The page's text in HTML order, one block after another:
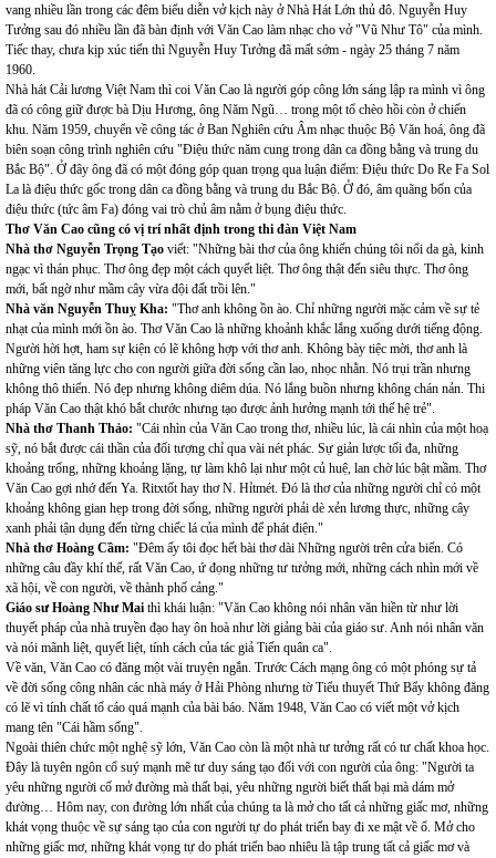
vang nhiều lần trong các đêm biểu diễn vở kịch này ở Nhà Hát Lớn thủ đô. Nguyễn Huy
Tưởng sau đó nhiều lần đã bàn định với Văn Cao làm nhạc cho vở "Vũ Như Tô" của mình.
Tiếc thay, chưa kịp xúc tiến thì Nguyễn Huy Tưởng đã mất sớm - ngày 25 tháng 7 năm
1960.
Nhà hát Cải lương Việt Nam thì coi Văn Cao là người góp công lớn sáng lập ra mình vì ông
đã có công giữ được bà Dịu Hương, ông Năm Ngũ… trong một tổ chèo hồi còn ở chiến
khu. Năm 1959, chuyển về công tác ở Ban Nghiên cứu Âm nhạc thuộc Bộ Văn hoá, ông đã
biên soạn công trình nghiên cứu "Điệu thức năm cung trong dân ca đồng bằng và trung du
Bắc Bộ". Ở đây ông đã có một đóng góp quan trọng qua luận điểm: Điệu thức Do Re Fa Sol
La là điệu thức gốc trong dân ca đồng bằng và trung du Bắc Bộ. Ở đó, âm quãng bốn của
điệu thức (tức âm Fa) đóng vai trò chủ âm nằm ở bụng điệu thức.
Thơ Văn Cao cũng có vị trí nhất định trong thi đàn Việt Nam
Nhà thơ Nguyễn Trọng Tạo viết: "Những bài thơ của ông khiến chúng tôi nổi da gà, kinh
ngạc vì thán phục. Thơ ông đẹp một cách quyết liệt. Thơ ông thật đến siêu thực. Thơ ông
mới, bất ngờ như mầm cây vừa đội đất trồi lên."
Nhà văn Nguyễn Thuỵ Kha: "Thơ anh không ồn ào. Chỉ những người mặc cảm về sự tẻ
nhạt của mình mới ồn ào. Thơ Văn Cao là những khoảnh khắc lắng xuống dưới tiếng động.
Người hời hợt, ham sự kiện có lẽ không hợp với thơ anh. Không bày tiệc mời, thơ anh là
những viên tăng lực cho con người giữa đời sống cần lao, nhọc nhằn. Nó trụi trần nhưng
không thô thiển. Nó đẹp nhưng không diêm dúa. Nó lắng buồn nhưng không chán nản. Thi
pháp Văn Cao thật khó bắt chước nhưng tạo được ảnh hưởng mạnh tới thế hệ trẻ".
Nhà thơ Thanh Thảo: "Cái nhìn của Văn Cao trong thơ, nhiều lúc, là cái nhìn của một hoạ
sỹ, nó bắt được cái thần của đối tượng chỉ qua vài nét phác. Sự giản lược tối đa, những
khoảng trống, những khoảng lặng, tự làm khô lại như một củ huệ, lan chờ lúc bật mầm. Thơ
Văn Cao gợi nhớ đến Ya. Ritxtốt hay thơ N. Hỉtmét. Đó là thơ của những người chỉ có một
khoảng không gian hẹp trong đời sống, những người phải dè xẻn lương thực, những cây
xanh phải tận dụng đến từng chiếc lá của mình để phát điện."
Nhà thơ Hoàng Cầm: "Đêm ấy tôi đọc hết bài thơ dài Những người trên cửa biển. Có
những câu đầy khí thế, rất Văn Cao, ứ đọng những tư tưởng mới, những cách nhìn mới về
xã hội, về con người, về thành phố cảng."
Giáo sư Hoàng Như Mai thì khái luận: "Văn Cao không nói nhân văn hiền từ như lời
thuyết pháp của nhà truyền đạo hay ôn hoà như lời giảng bài của giáo sư. Anh nói nhân văn
và nói mãnh liệt, quyết liệt, tính cách của tác giả Tiến quân ca".
Về văn, Văn Cao có đăng một vài truyện ngắn. Trước Cách mạng ông có một phóng sự tả
về đời sống công nhân các nhà máy ở Hải Phòng nhưng tờ Tiểu thuyết Thứ Bẩy không đăng
có lẽ vì tính chất tố cáo quá mạnh của bài báo. Năm 1948, Văn Cao có viết một vở kịch
mang tên "Cái hầm sống".
Ngoài thiên chức một nghệ sỹ lớn, Văn Cao còn là một nhà tư tưởng rất có tư chất khoa học.
Đây là tuyên ngôn cổ suý mạnh mẽ tư duy sáng tạo đối với con người của ông: "Người ta
yêu những người cố mở đường mà thất bại, yêu những người biết thất bại mà dám mở
đường… Hôm nay, con đường lớn nhất của chúng ta là mở cho tất cả những giấc mơ, những
khát vọng thuộc về sự sáng tạo của con người tự do phát triển bay đi xe mật về ổ. Mở cho
những giấc mơ, những khát vọng tự do phát triển bao nhiêu là tập trung tất cả giấc mơ và